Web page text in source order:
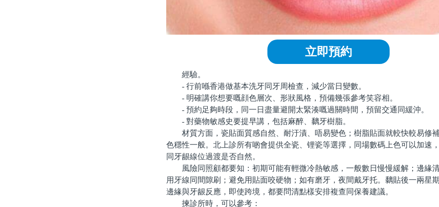
立即預約
經驗。
- 行前喺香港做基本洗牙同牙周檢查，減少當日變數。
- 明確講你想要嘅顔色層次、形狀風格，預備幾張參考笑容相。
- 預約足夠時段，同一日盡量避開太緊湊嘅過關時間，預留交通同緩沖。
- 對藥物敏感史要提早講，包括麻醉、黐牙樹脂。
材質方面，瓷貼面質感自然、耐汙漬、唔易變色；樹脂貼面就較快較易修
色穩性一般。北上診所有啲會提供全瓷、锂瓷等選擇，同場數碼上色可以加速
同牙龈線位過渡是否自然。
風險同照顧都要知：初期可能有輕微冷熱敏感，一般數日慢慢緩解；邊緣清
用牙線同間隙刷；避免用貼面咬硬物；如有磨牙，夜間戴牙托。黐貼後一兩星
邊緣與牙龈反應，即使跨境，都要問清點樣安排複查同保養建議。
揀診所時，可以參考：